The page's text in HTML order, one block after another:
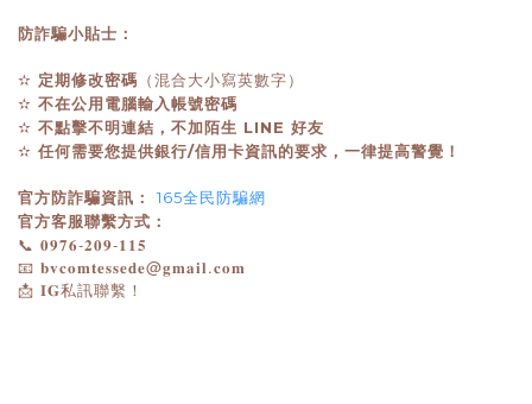
防詐騙小貼士：
✫ 定期修改密碼 （混合大小寫英數字）
✫ 不在公用電腦輸入帳號密碼
✫ 不點擊不明連結，不加陌生 LINE 好友
✫ 任何需要您提供銀行/信用卡資訊的要求，一律提高警覺！
官方防詐騙資訊：
165全民防騙網
官方客服聯繫方式：
📞 𝟎𝟗𝟕𝟔-𝟐𝟎𝟗-𝟏𝟏𝟓
📧 𝐛𝐯𝐜𝐨𝐦𝐭𝐞𝐬𝐬𝐞𝐝𝐞@𝐠𝐦𝐚𝐢𝐥 .𝐜𝐨𝐦
📩 𝐈𝐆私訊聯繫！